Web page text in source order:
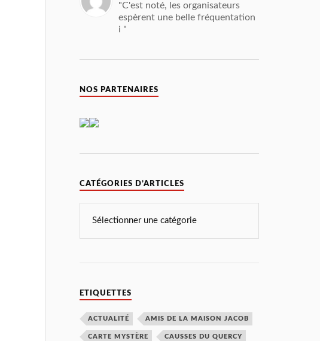
"C'est noté, les organisateurs
espèrent une belle fréquentation
i "
NOS PARTENAIRES
CATÉGORIES D’ARTICLES
ETIQUETTES
ACTUALITÉ AMIS DE LA MAISON JACOB
CARTE MYSTÈRE CAUSSES DU QUERCY